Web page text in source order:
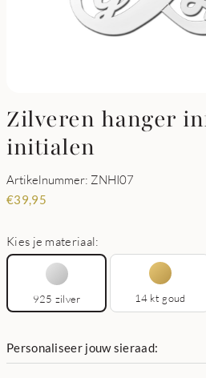
Zilveren hanger
initialen
Artikelnummer: ZNHI07
€39,95
Kies je materiaal:
925 zilver 14 kt goud
Personaliseer jouw sieraad: